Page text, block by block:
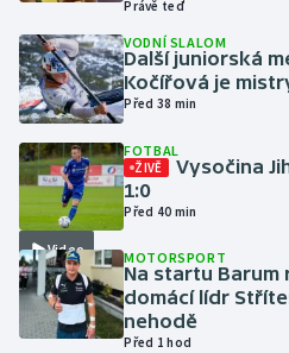
Házená
Jezdectví
Judo
Krasobruslení
Lezení
Právě teď
VODNÍ SLALOM
Další juniorská
Kočířová je
Před 38 min
Video
FOTBAL
ŽIVĚ
Vysočina
1:0
Před 40 min
MOTORSPORT
Na startu Barum
domácí lídr
nehodě
Před 1 hod